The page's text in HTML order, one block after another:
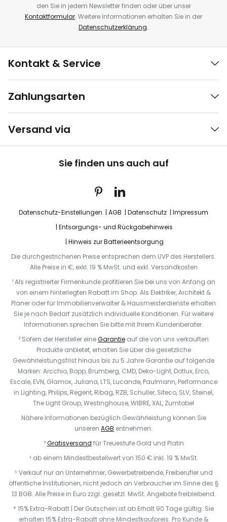
den Sie in jedem Newsletter finden oder über unser
Kontaktformular. Weitere Informationen erhalten Sie in der
Datenschutzerklärung.
Kontakt & Service
Zahlungsarten
Versand via
Sie finden uns auch auf
Datenschutz-Einstellungen AGB Datenschutz
Impressum
Entsorgungs- und Rückgabehinweis
Hinweis zur Batterieentsorgung
Die durchgestrichenen Preise entsprechen dem UVP des Herstellers.
Alle Preise in €, exkl. 19 % MwSt. und exkl. Versandkosten
¹ Als registrierter Firmenkunde profitieren Sie bei uns von Anfang an
von einem hinterlegten Rabatt im Shop. Als Elektriker, Architekt &
Planer oder für Immobilienverwalter & Hausmeisterdienste erhalten
Sie je nach Bedarf zusätzlich individuelle Konditionen. Für weitere
Informationen sprechen Sie bitte mit Ihrem Kundenberater.
² Sofern der Hersteller eineGarantieauf die von uns verkauften
Produkte anbietet, erhalten Sie über die gesetzliche
Gewährleistungsfrist hinaus bis zu 5 Jahre Garantie auf folgende
Marken: Arcchio, Bopp, Brumberg, CMD, Deko-Light, Dotlux, Erco,
Escale, EVN, Glamox, Juliana, LTS, Lucande, Paulmann, Performance
in Lighting, Philips, Regent, Ribag, RZB, Schuller, Siteco, SLV, Steinel,
The Light Group, Westinghouse, WIBRE, XAL, Zumtobel
Nähere Informationen bezüglich Gewährleistung können Sie
unseren AGB entnehmen.
³Gratisversand für Treuestufe Gold und Platin
⁴ ab einem Mindestbestellwert von 150 € inkl. 19 % MwSt.
⁵ Verkauf nur an Unternehmer, Gewerbetreibende, Freiberufler und
öffentliche Institutionen, nicht jedoch an Verbraucher im Sinne des §
13 BGB. Alle Preise in Euro zzgl. gesetzl. MwSt. Angebote freibleibend.
* 15% Extra-Rabatt | Der Gutschein ist ab Erhalt 90 Tage gültig. Sie
erhalten 15% Extra-Rabatt ohne Mindestkaufpreis. Pro Kunde &